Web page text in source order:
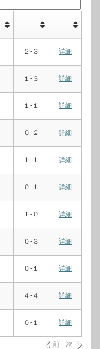
２-３ 詳細
１-３ 詳細
１-１ 詳細
０-２ 詳細
１-１ 詳細
０-１ 詳細
１-０ 詳細
０-３ 詳細
０-１ 詳細
４-４ 詳細
０-１ 詳細
前 次